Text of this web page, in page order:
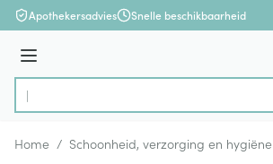
Ga naar de inhoud
Apothekersadvies Snelle beschikbaarheid
Menu
Product, merk, categorie...
Home / Schoonheid, verzorging en hygiëne